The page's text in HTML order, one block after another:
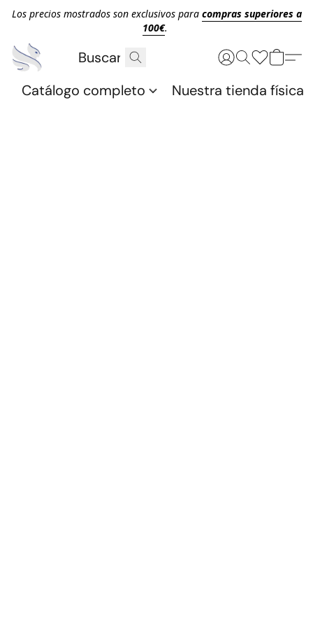
Los precios mostrados son exclusivos para compras superiores a
100€.
Catálogo completo Nuestra tienda física